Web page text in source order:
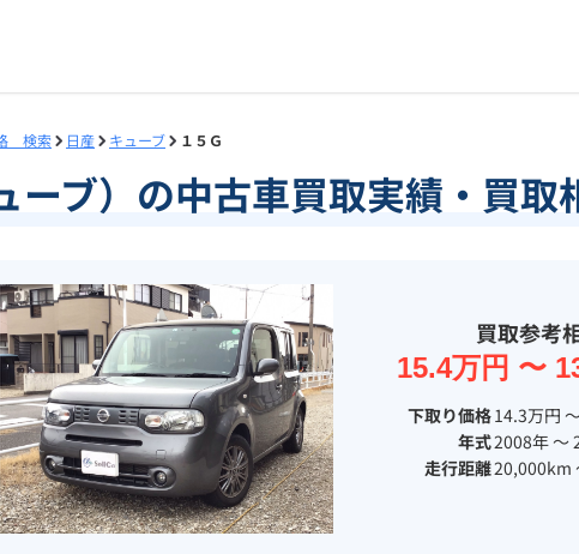
検索 日産 キューブ １５Ｇ
ーブ）の中古車買取実績・買取
買取参考
15.4万円 〜
下取り価格14.3万円
年式2008年 〜
走行距離20,000km